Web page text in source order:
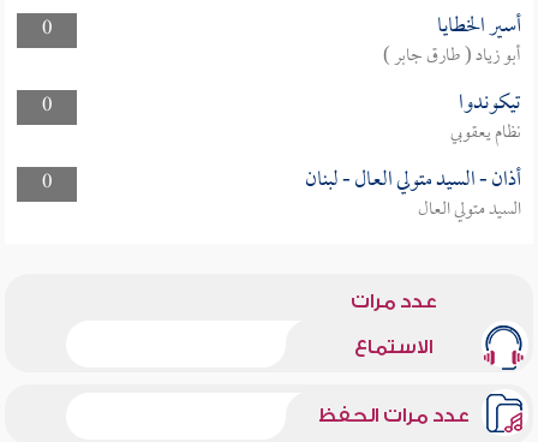
0
أسير الخطايا
أبو زياد ( طارق جابر )
0
تيكوندوا
نظام يعقوبي
0
أذان - السيد متولي العال - لبنان
السيد متولي العال
عدد مرات
الاستماع
عدد مرات الحفظ